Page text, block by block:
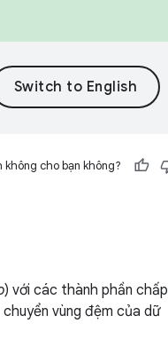
cho bạn không?
) với các thành phần chấp
vùng đệm của dữ